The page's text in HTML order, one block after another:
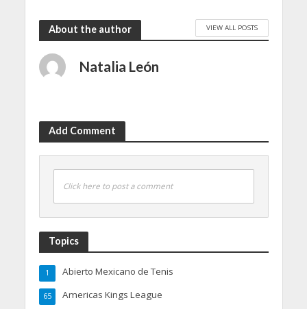
About the author VIEW ALL POSTS
Natalia León
Add Comment
Click here to post a comment
Topics
Abierto Mexicano de Tenis
1
Americas Kings League
65